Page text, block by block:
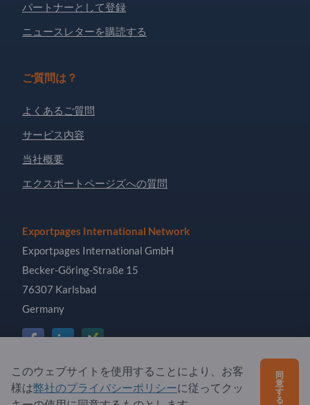
パートナーとして登録
ニュースレターを購読する
ご質問は？
よくあるご質問
サービス内容
当社概要
エクスポートページズへの質問
Exportpages International Network
Exportpages International GmbH
Becker-Göring-Straße 15
76307 Karlsbad
Germany
Copyright © 2026 Exportpages International GmbH. All
Rights Reserved.
このウェブサイトを使用することにより、お客
様は弊社のプライバシーポリシーに従ってクッ
同
意
す
る